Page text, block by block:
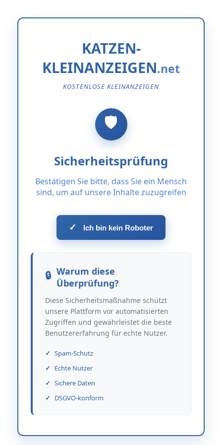
KATZEN-
KLEINANZEIGEN
KOSTENLOSE KLEINANZEIGEN
Sicherheitsprüfung
Bestätigen Sie bitte, dass Sie ein Mensch
sind, um auf unsere Inhalte zuzugreifen
✓ Ich bin kein Roboter
Warum diese
Überprüfung?
Diese Sicherheitsmaßnahme schützt
unsere Plattform vor automatisierten
Zugriffen und gewährleistet die beste
Benutzererfahrung für echte Nutzer.
Spam-Schutz
Echte Nutzer
Sichere Daten
DSGVO-konform